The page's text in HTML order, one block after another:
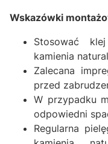
Wskazówki
Stosować
kamienia
Zalecana
przed
W przypadku
odpowiedni
Regularna